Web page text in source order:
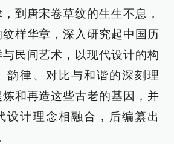
到唐宋卷草纹的生生不息，
样华章，深入研究起中国历
民间艺术，以现代设计的构
韵律、对比与和谐的深刻理
和再造这些古老的基因，并
设计理念相融合，后编纂出